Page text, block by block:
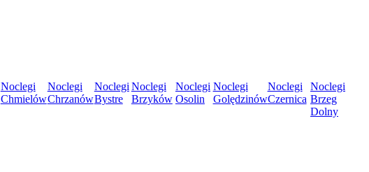
Noclegi
Chmielów
Noclegi
Chrzanów
Noclegi
Bystre
Noclegi
Brzyków
Noclegi
Osolin
Noclegi
Golędzinów
Noclegi
Czernica
Noclegi
Brzeg
Dolny